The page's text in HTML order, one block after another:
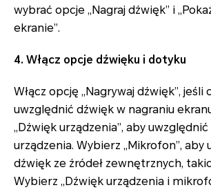
wybrać opcje „Nagraj dźwięk” i
ekranie”.
4. Włącz opcje dźwięku i dotyku
Włącz opcję „Nagrywaj dźwięk”, jeśli
uwzględnić dźwięk w nagraniu
„Dźwięk urządzenia”, aby
urządzenia. Wybierz „Mikrofon”, aby
dźwięk ze źródeł zewnętrznych,
Wybierz „Dźwięk urządzenia i